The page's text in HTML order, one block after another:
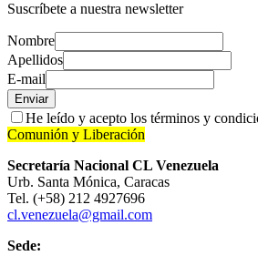
Suscríbete a nuestra newsletter
Nombre
Apellidos
E-mail
Enviar
He leído y acepto los términos y
Comunión y Liberación
Secretaría Nacional CL Venezuela
Urb. Santa Mónica, Caracas
Tel. (+58) 212 4927696
cl.venezuela@gmail.com
Sede: